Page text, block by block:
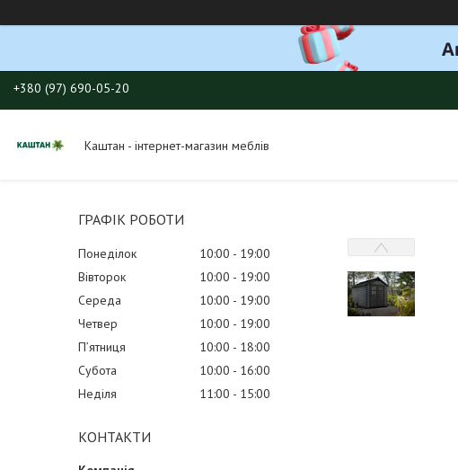
+380 (97) 690-05-20
Каштан - інтернет-магазин меблів
ГРАФІК РОБОТИ
Понеділок 10:00
19:00
Вівторок
10:00
19:00
Середа
10:00
19:00
Четвер
10:00
19:00
Пʼятниця
10:00
18:00
Субота
10:00
16:00
Неділя
11:00 15:00
КОНТАКТИ